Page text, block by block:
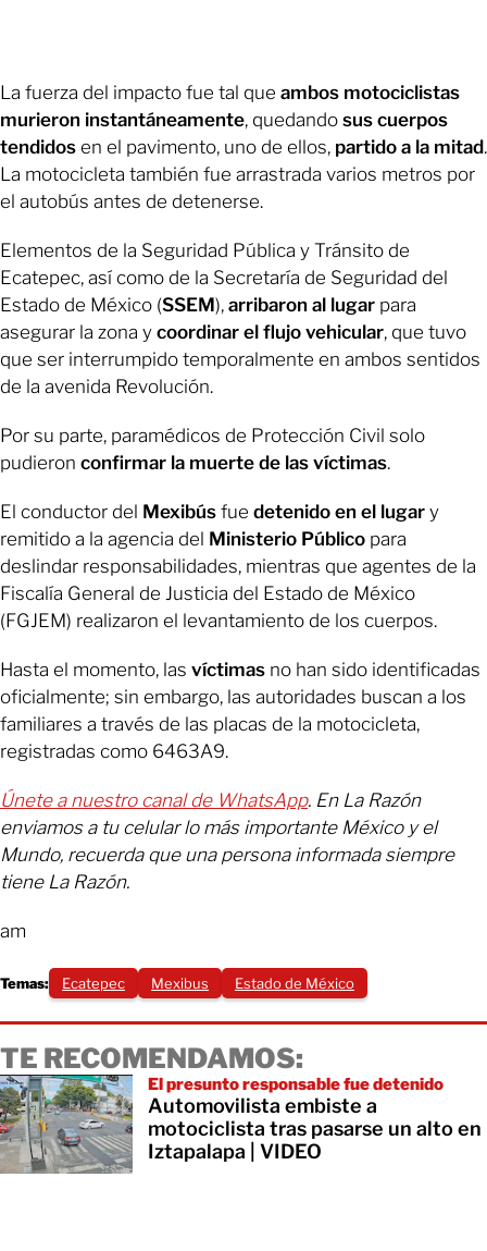
La fuerza del impacto fue tal que ambos motociclistas
murieron instantáneamente, quedando sus cuerpos
tendidos en el pavimento, uno de ellos, partido a la mitad.
La motocicleta también fue arrastrada varios metros por
el autobús antes de detenerse.
Elementos de la Seguridad Pública y Tránsito de
Ecatepec, así como de la Secretaría de Seguridad del
Estado de México (SSEM), arribaron al lugar para
asegurar la zona y coordinar el flujo vehicular, que tuvo
que ser interrumpido temporalmente en ambos sentidos
de la avenida Revolución.
Por su parte, paramédicos de Protección Civil solo
pudieron confirmar la muerte de las víctimas.
El conductor del Mexibús fue detenido en el lugar y
remitido a la agencia del Ministerio Público para
deslindar responsabilidades, mientras que agentes de la
Fiscalía General de Justicia del Estado de México
(FGJEM) realizaron el levantamiento de los cuerpos.
Hasta el momento, las víctimas no han sido identificadas
oficialmente; sin embargo, las autoridades buscan a los
familiares a través de las placas de la motocicleta,
registradas como 6463A9.
Únete a nuestro canal de WhatsApp. En La Razón
enviamos a tu celular lo más importante México y el
Mundo, recuerda que una persona informada siempre
tiene La Razón.
am
Temas: Ecatepec Mexibus Estado de México
TE RECOMENDAMOS:
El presunto responsable fue detenido
Automovilista embiste a
motociclista tras pasarse un alto en
Iztapalapa | VIDEO